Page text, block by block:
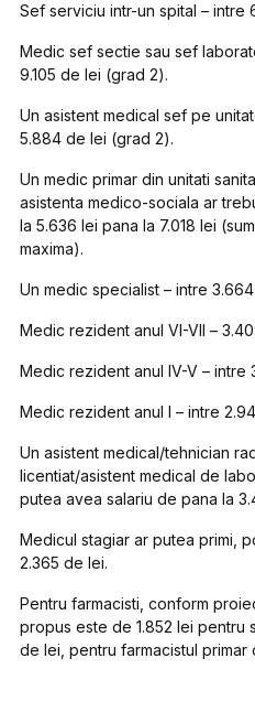
Sef serviciu intr-un spital – intre
Medic sef sectie sau sef
9.105 de lei (grad 2).
Unasistent medical sef pe
5.884 de lei (grad 2).
Unmedic primar din unitati
asistenta medico-sociala ar
la 5.636 lei pana la 7.018 lei
maxima).
Unmedic specialist – intre
Medic rezident anul VI-VII –
Medic rezident anul IV-V – intre
Medic rezident anul I – intre
Unasistent medical/tehnician
licentiat/asistent medical de
putea avea salariu de pana la
Medicul stagiar ar putea primi,
2.365 de lei.
Pentru farmacisti , conform
propus este de 1.852 lei pentru
de lei, pentru farmacistul primar